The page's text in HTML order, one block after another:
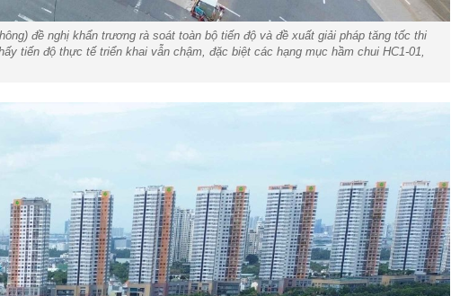
đề nghị khẩn trương rà soát toàn bộ tiến độ và đề xuất giải pháp tăng tốc thi
tiến độ thực tế triển khai vẫn chậm, đặc biệt các hạng mục hầm chui HC1-01,